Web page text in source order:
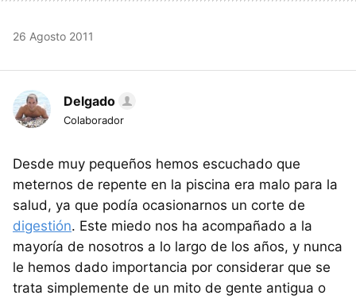
26 Agosto 2011
Delgado
Colaborador
Desde muy pequeños hemos escuchado que
meternos de repente en la piscina era malo para la
salud, ya que podía ocasionarnos un corte de
digestión. Este miedo nos ha acompañado a la
mayoría de nosotros a lo largo de los años, y nunca
le hemos dado importancia por considerar que se
trata simplemente de un mito de gente antigua o